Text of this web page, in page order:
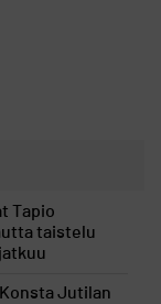
Tapio
taistelu
Jutilan